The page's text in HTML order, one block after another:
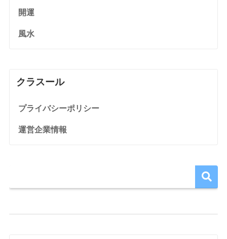
開運
風水
クラスール
プライバシーポリシー
運営企業情報